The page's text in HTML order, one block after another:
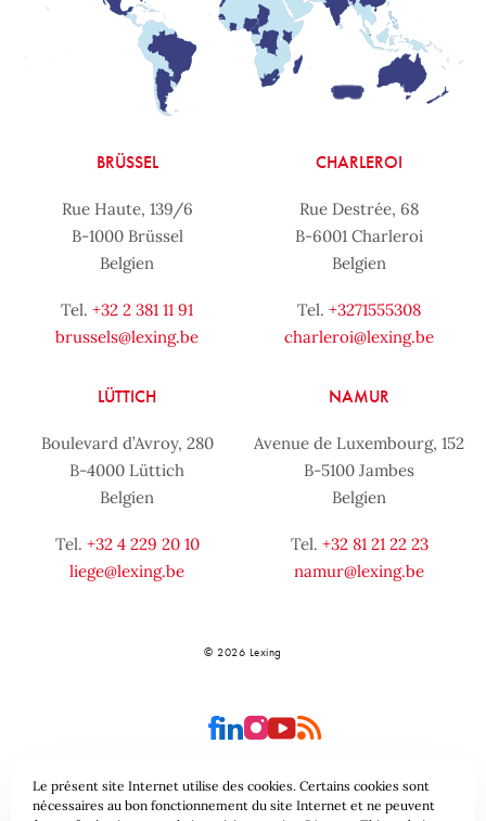
BRÜSSEL
Rue Haute, 139/6
B-1000 Brüssel
Belgien
Tel. +32 2 381 11 91
brussels@lexing.be
CHARLEROI
Rue Destrée, 68
B-6001 Charleroi
Belgien
Tel. +3271555308
charleroi@lexing.be
LÜTTICH
Boulevard d’Avroy, 280
B-4000 Lüttich
Belgien
Tel. +32 4 229 20 10
liege@lexing.be
NAMUR
Avenue de Luxembourg, 152
B-5100 Jambes
Belgien
Tel. +32 81 21 22 23
namur@lexing.be
© 2026 Lexing
Le présent site Internet utilise des cookies. Certains cookies sont
nécessaires au bon fonctionnement du site Internet et ne peuvent